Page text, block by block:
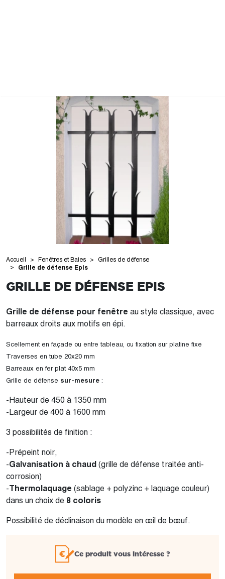
Accueil Fenêtres et Baies Grilles de défense
Grille de défense Epis
GRILLE DE DÉFENSE EPIS
Grille de défense pour fenêtre au style classique, avec
barreaux droits aux motifs en épi.
Scellement en façade ou entre tableau, ou fixation sur platine fixe
Traverses en tube 20x20 mm
Barreaux en fer plat 40x5 mm
Grille de défense sur-mesure :
-Hauteur de 450 à 1350 mm
-Largeur de 400 à 1600 mm
3 possibilités de finition :
-Prépeint noir,
-Galvanisation à chaud (grille de défense traitée anti-
corrosion)
-Thermolaquage (sablage + polyzinc + laquage couleur)
dans un choix de 8 coloris
Possibilité de déclinaison du modèle en œil de bœuf.
Ce produit vous intéresse ?